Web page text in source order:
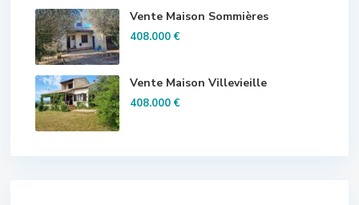
Vente Maison Sommières
408.000 €
Vente Maison Villevieille
408.000 €